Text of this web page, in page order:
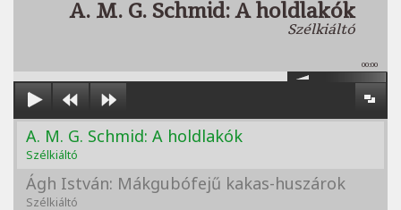
A. M. G. Schmid: A holdlakók
Szélkiáltó
00:00
A. M. G. Schmid: A holdlakók
Szélkiáltó
Ágh István: Mákgubófejű kakas-huszárok
Szélkiáltó